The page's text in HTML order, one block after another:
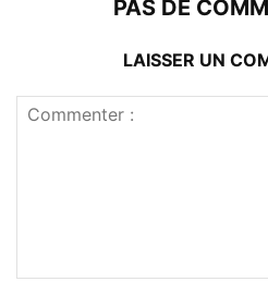
PAS DE
LAISSER UN